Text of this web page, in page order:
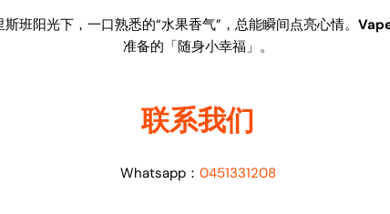
班阳光下，一口熟悉的“水果香气”，总能瞬间点亮心情。
准备的「随身小幸福」。
联系我们
Whatsapp： 0451331208